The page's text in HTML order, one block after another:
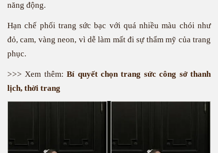
năng động.
Hạn chế phối trang sức bạc với quá nhiều màu chói như
đỏ, cam, vàng neon, vì dễ làm mất đi sự thẩm mỹ của trang
phục.
>>> Xem thêm:Bí quyết chọn trang sức công sở thanh
lịch, thời trang